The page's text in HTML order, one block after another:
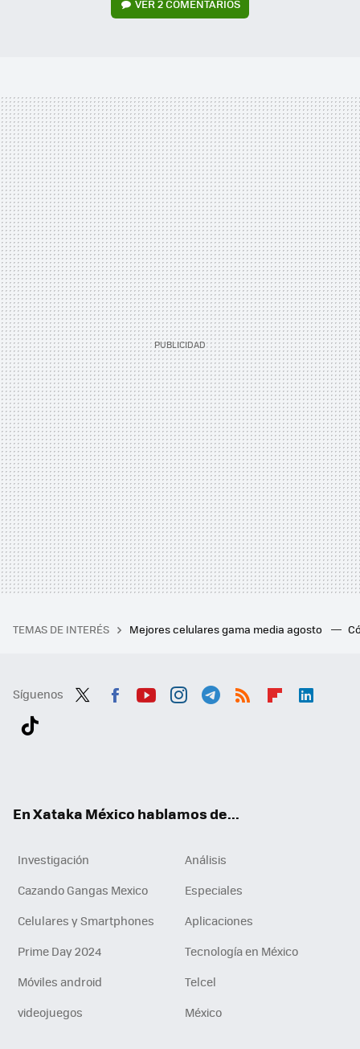
VER2 COMENTARIOS
TEMAS DE INTERÉS Mejores celulares gama media agosto
Síguenos
En Xataka México hablamos de...
Investigación
Análisis
Cazando Gangas Mexico
Especiales
Celulares y Smartphones
Aplicaciones
Prime Day 2024
Tecnología en México
Móviles android
Telcel
videojuegos
México